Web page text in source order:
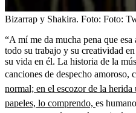
Bizarrap y Shakira. Foto: Foto:
“A mí me da mucha pena que
todo su trabajo y su creatividad
su vida en él. La historia de la
canciones de despecho amoroso,
normal; en el escozor de la
papeles, lo comprendo, es